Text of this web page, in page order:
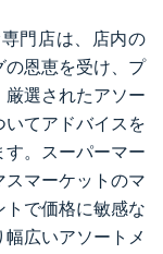
門店は、店内の
の恩恵を受け、プ
選されたアソー
いてアドバイスを
。スーパーマー
マーケットのマ
で価格に敏感な
広いアソートメ